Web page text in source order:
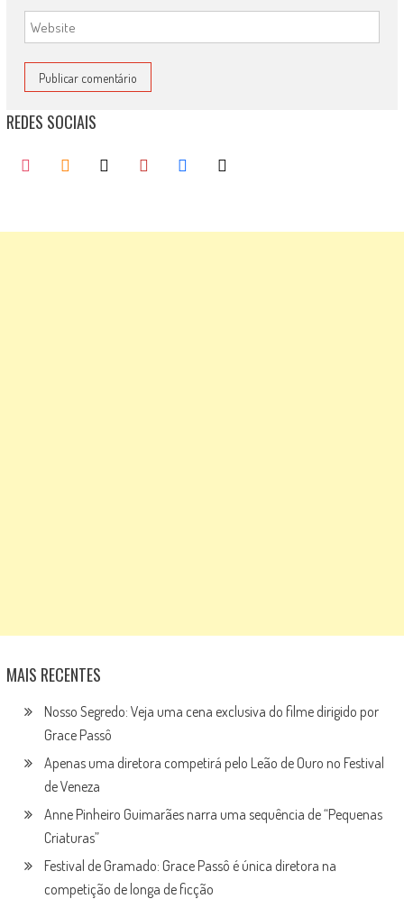
REDES SOCIAIS
MAIS RECENTES
Nosso Segredo: Veja uma cena exclusiva do filme dirigido por
Grace Passô
Apenas uma diretora competirá pelo Leão de Ouro no Festival
de Veneza
Anne Pinheiro Guimarães narra uma sequência de “Pequenas
Criaturas”
Festival de Gramado: Grace Passô é única diretora na
competição de longa de ficção